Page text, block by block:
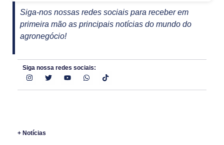
Siga-nos nossas redes sociais para receber em
primeira mão as principais notícias do mundo do
agronegócio!
Siga nossa redes sociais:
+ Notícias